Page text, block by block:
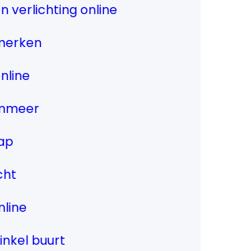
verlichting online
buurt